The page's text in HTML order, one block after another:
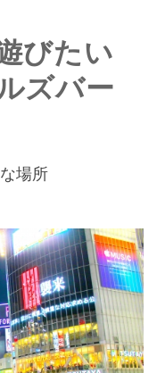
びたい
ズバー
場所